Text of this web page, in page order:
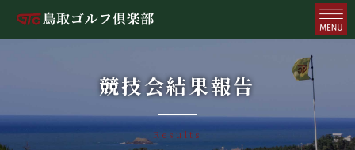
競技会結果報告
Results